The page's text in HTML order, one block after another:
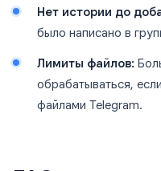
Нет истории до
было написано в
Лимиты файлов:
обрабатываться,
файлами Telegram.